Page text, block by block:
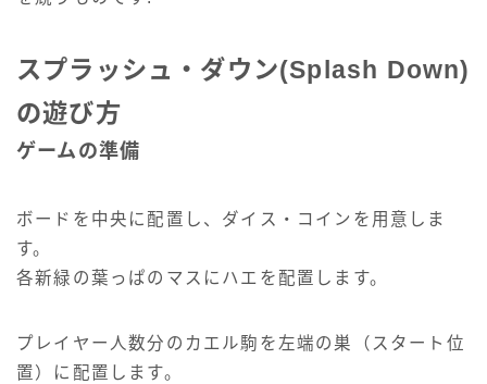
スプラッシュ・ダウン(Splash Down)
の遊び方
ゲームの準備
ボードを中央に配置し、ダイス・コインを用意しま
す。
各新緑の葉っぱのマスにハエを配置します。
プレイヤー人数分のカエル駒を左端の巣（スタート位
置）に配置します。